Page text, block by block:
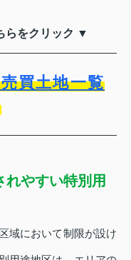
らをクリック ▼
買土地一覧
れやすい特別用
域において制限が設け